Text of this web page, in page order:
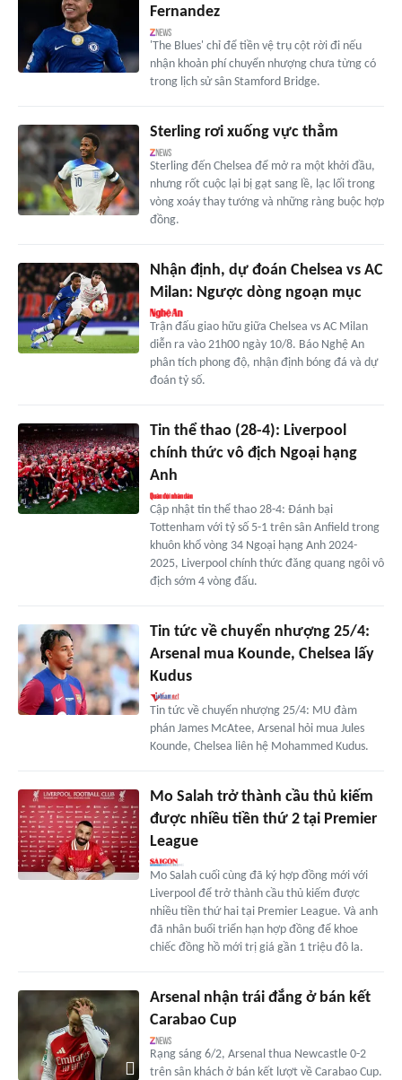
Fernandez
'The Blues' chỉ để tiền vệ trụ cột rời đi nếu
nhận khoản phí chuyển nhượng chưa từng có
trong lịch sử sân Stamford Bridge.
Sterling rơi xuống vực thẳm
Sterling đến Chelsea để mở ra một khởi đầu,
nhưng rốt cuộc lại bị gạt sang lề, lạc lối trong
vòng xoáy thay tướng và những ràng buộc hợp
đồng.
Nhận định, dự đoán Chelsea vs AC
Milan: Ngược dòng ngoạn mục
Trận đấu giao hữu giữa Chelsea vs AC Milan
diễn ra vào 21h00 ngày 10/8. Báo Nghệ An
phân tích phong độ, nhận định bóng đá và dự
đoán tỷ số.
Tin thể thao (28-4): Liverpool
chính thức vô địch Ngoại hạng
Anh
Cập nhật tin thể thao 28-4: Đánh bại
Tottenham với tỷ số 5-1 trên sân Anfield trong
khuôn khổ vòng 34 Ngoại hạng Anh 2024-
2025, Liverpool chính thức đăng quang ngôi vô
địch sớm 4 vòng đấu.
Tin tức về chuyển nhượng 25/4:
Arsenal mua Kounde, Chelsea lấy
Kudus
Tin tức về chuyển nhượng 25/4: MU đàm
phán James McAtee, Arsenal hỏi mua Jules
Kounde, Chelsea liên hệ Mohammed Kudus.
Mo Salah trở thành cầu thủ kiếm
được nhiều tiền thứ 2 tại Premier
League
Mo Salah cuối cùng đã ký hợp đồng mới với
Liverpool để trở thành cầu thủ kiếm được
nhiều tiền thứ hai tại Premier League. Và anh
đã nhân buổi triển hạn hợp đồng để khoe
chiếc đồng hồ mới trị giá gần 1 triệu đô la.
Arsenal nhận trái đắng ở bán kết
Carabao Cup
Rạng sáng 6/2, Arsenal thua Newcastle 0-2
trên sân khách ở bán kết lượt về Carabao Cup.